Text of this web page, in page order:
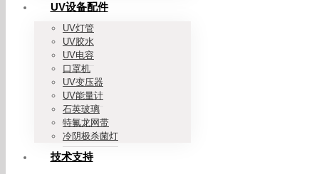
UV设备配件
UV灯管
UV胶水
UV电容
口罩机
UV变压器
UV能量计
石英玻璃
特氟龙网带
冷阴极杀菌灯
技术支持